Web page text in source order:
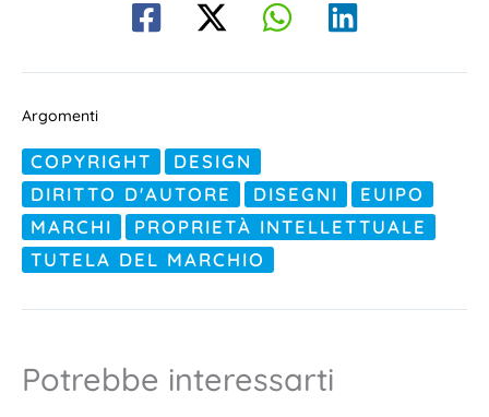
Argomenti
COPYRIGHT
DESIGN
DIRITTO D'AUTORE
DISEGNI
EUIPO
MARCHI
PROPRIETÀ INTELLETTUALE
TUTELA DEL MARCHIO
Potrebbe interessarti